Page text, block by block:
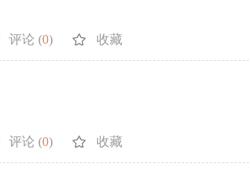
评论 (0) 收藏
评论 (0) 收藏